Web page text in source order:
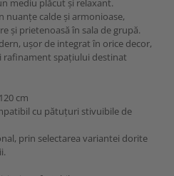
nuanțe calde și armonioase,
și prietenoasă în sala de grupă.
ușor de integrat în orice decor,
rafinament spațiului destinat
cm
cu pătuțuri stivuibile de
prin selectarea variantei dorite